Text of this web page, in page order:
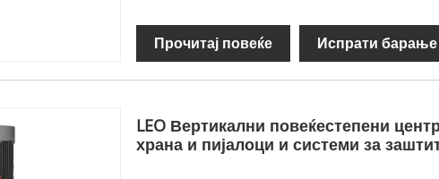
Прочитај повеќе Испрати барање
LEO Вертикални повеќестепени
храна и пијалоци и системи за